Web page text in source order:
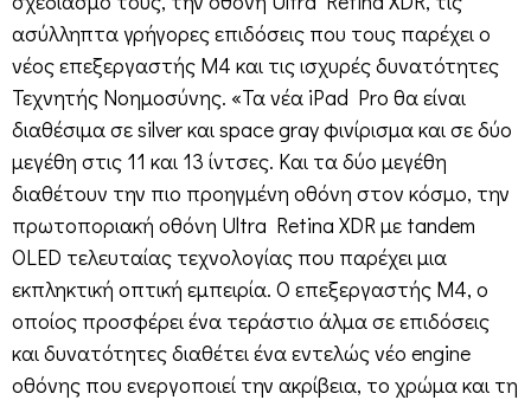
ασύλληπτα γρήγορες επιδόσεις που τους παρέχει ο
νέος επεξεργαστής Μ4 και τις ισχυρές δυνατότητες
Τεχνητής Νοημοσύνης. «Τα νέα iPad Pro θα είναι
διαθέσιμα σε silver και space gray φινίρισμα και σε δύο
μεγέθη στις 11 και 13 ίντσες. Και τα δύο μεγέθη
διαθέτουν την πιο προηγμένη οθόνη στον κόσμο, την
πρωτοποριακή οθόνη Ultra Retina XDR με tandem
OLED τελευταίας τεχνολογίας που παρέχει μια
εκπληκτική οπτική εμπειρία. Ο επεξεργαστής M4, ο
οποίος προσφέρει ένα τεράστιο άλμα σε επιδόσεις
και δυνατότητες διαθέτει ένα εντελώς νέο engine
οθόνης που ενεργοποιεί την ακρίβεια, το χρώμα και τη